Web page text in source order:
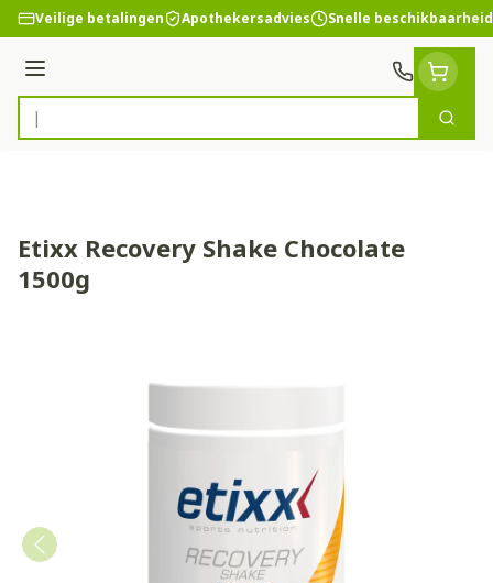
Ga naar de inhoud
Veilige betalingen Apothekersadvies Snelle beschikbaarheid
Menu
Product, merk, categorie...
Zoek
Etixx Recovery Shake Chocolate
1500g